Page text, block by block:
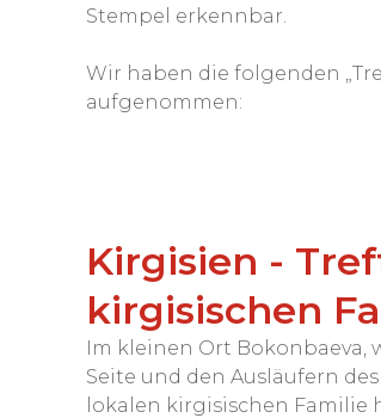
Stempel erkennbar.
Wir haben die folgenden
aufgenommen:
Kirgisien -
kirgisischen
Im kleinen Ort Bokonbaeva,
Seite und den Ausläufern
lokalen kirgisischen